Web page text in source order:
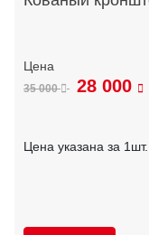
35 000 28 000
Цена указана за 1шт.